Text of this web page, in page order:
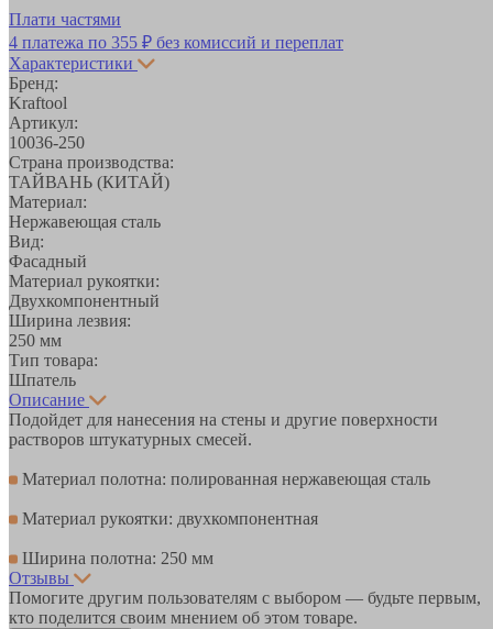
Плати частями
4 платежа по 355 ₽ без комиссий и переплат
Характеристики
Бренд:
Kraftool
Артикул:
10036-250
Страна производства:
ТАЙВАНЬ (КИТАЙ)
Материал:
Нержавеющая сталь
Вид:
Фасадный
Материал рукоятки:
Двухкомпонентный
Ширина лезвия:
250 мм
Тип товара:
Шпатель
Описание
Подойдет для нанесения на стены и другие поверхности
растворов штукатурных смесей.
Материал полотна: полированная нержавеющая сталь
Материал рукоятки: двухкомпонентная
Ширина полотна: 250 мм
Отзывы
Помогите другим пользователям с выбором — будьте первым,
кто поделится своим мнением об этом товаре.